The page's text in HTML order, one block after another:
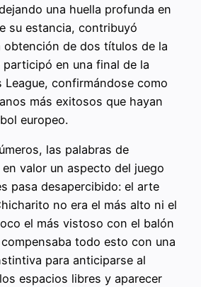
una huella profunda en
su estancia, contribuyó
obtención de dos títulos de la
participó en una final de la
League, confirmándose como
más exitosos que hayan
europeo.
las palabras de
valor un aspecto del juego
pasa desapercibido: el arte
no era el más alto ni el
el más vistoso con el balón
todo esto con una
para anticiparse al
espacios libres y aparecer